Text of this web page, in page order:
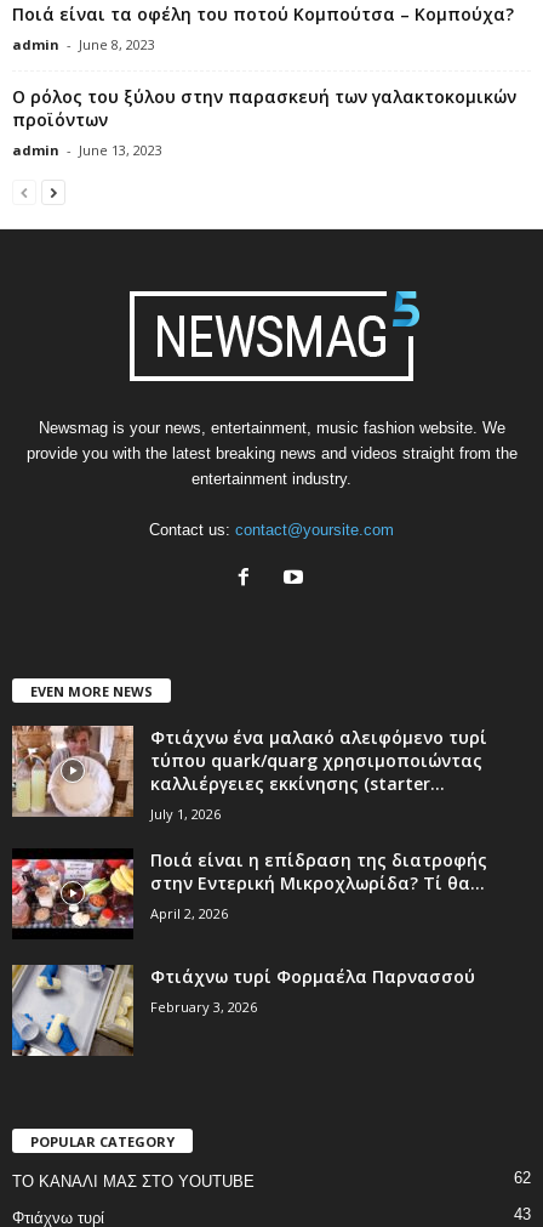
Ποιά είναι τα οφέλη του ποτού Κομπούτσα – Κομπούχα?
admin - June 8, 2023
Ο ρόλος του ξύλου στην παρασκευή των γαλακτοκομικών
προϊόντων
admin - June 13, 2023
Newsmag is your news, entertainment, music fashion website. We
provide you with the latest breaking news and videos straight from the
entertainment industry.
Contact us: contact@yoursite.com
EVEN MORE NEWS
Φτιάχνω ένα μαλακό αλειφόμενο τυρί
τύπου quark/quarg χρησιμοποιώντας
καλλιέργειες εκκίνησης (starter...
July 1, 2026
Ποιά είναι η επίδραση της διατροφής
στην Εντερική Μικροχλωρίδα? Τί θα...
April 2, 2026
Φτιάχνω τυρί Φορμαέλα Παρνασσού
February 3, 2026
POPULAR CATEGORY
ΤΟ ΚΑΝΑΛΙ ΜΑΣ ΣΤΟ YOUTUBE 62
Φτιάχνω τυρί 43